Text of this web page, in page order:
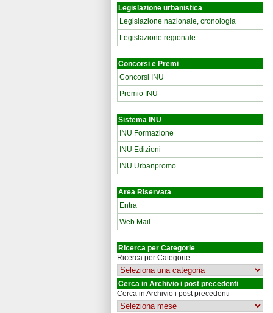
Legislazione urbanistica
Legislazione nazionale, cronologia
Legislazione regionale
Concorsi e Premi
Concorsi INU
Premio INU
Sistema INU
INU Formazione
INU Edizioni
INU Urbanpromo
Area Riservata
Entra
Web Mail
Ricerca per Categorie
Ricerca per Categorie
Cerca in Archivio i post precedenti
Cerca in Archivio i post precedenti